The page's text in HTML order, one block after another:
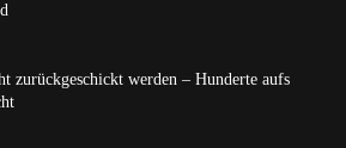
zurückgeschickt werden – Hunderte aufs